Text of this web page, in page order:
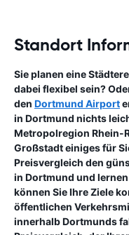
Standort
Sie planen eine
dabei flexibel sein?
den Dortmund Airport
in Dortmund nichts
Metropolregion Rhein-
Großstadt einiges für
Preisvergleich den
in Dortmund und
können Sie Ihre Ziele
öffentlichen
innerhalb Dortmunds